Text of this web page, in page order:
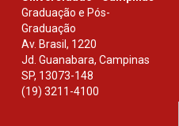
Graduação e Pós-
Graduação
Av. Brasil, 1220
Jd. Guanabara, Campinas
SP, 13073-148
(19) 3211-4100